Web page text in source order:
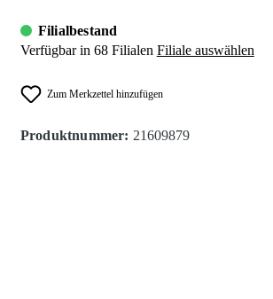
Filialbestand
Verfügbar in 68 Filialen Filiale auswählen
Zum Merkzettel hinzufügen
Produktnummer: 21609879